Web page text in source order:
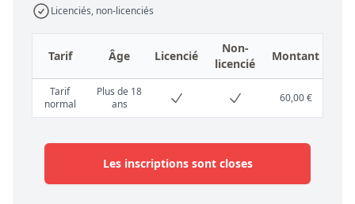
Licenciés, non-licenciés
Tarif Âge Licencié
Non-
licencié
Montant
Tarif
normal
Plus de 18
ans
60,00 €
Les inscriptions sont closes